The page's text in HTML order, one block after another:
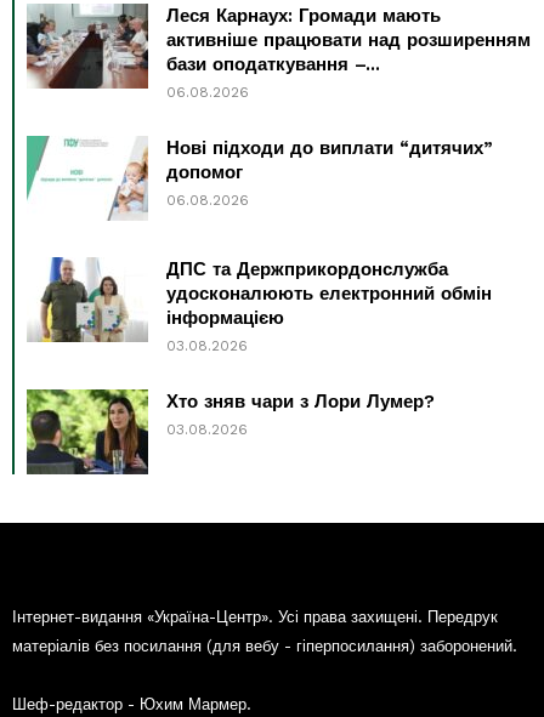
Леся Карнаух: Громади мають
активніше працювати над розширенням
бази оподаткування –...
06.08.2026
Нові підходи до виплати “дитячих”
допомог
06.08.2026
ДПС та Держприкордонслужба
удосконалюють електронний обмін
інформацією
03.08.2026
Хто зняв чари з Лори Лумер?
03.08.2026
Інтернет-видання «Україна-Центр». Усі права захищені. Передрук
матеріалів без посилання (для вебу - гіперпосилання) заборонений.
Шеф-редактор - Юхим Мармер.